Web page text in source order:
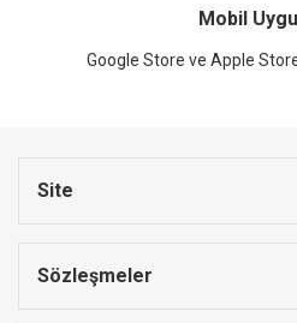
Mobil
Google Store ve Apple
Site
Sözleşmeler